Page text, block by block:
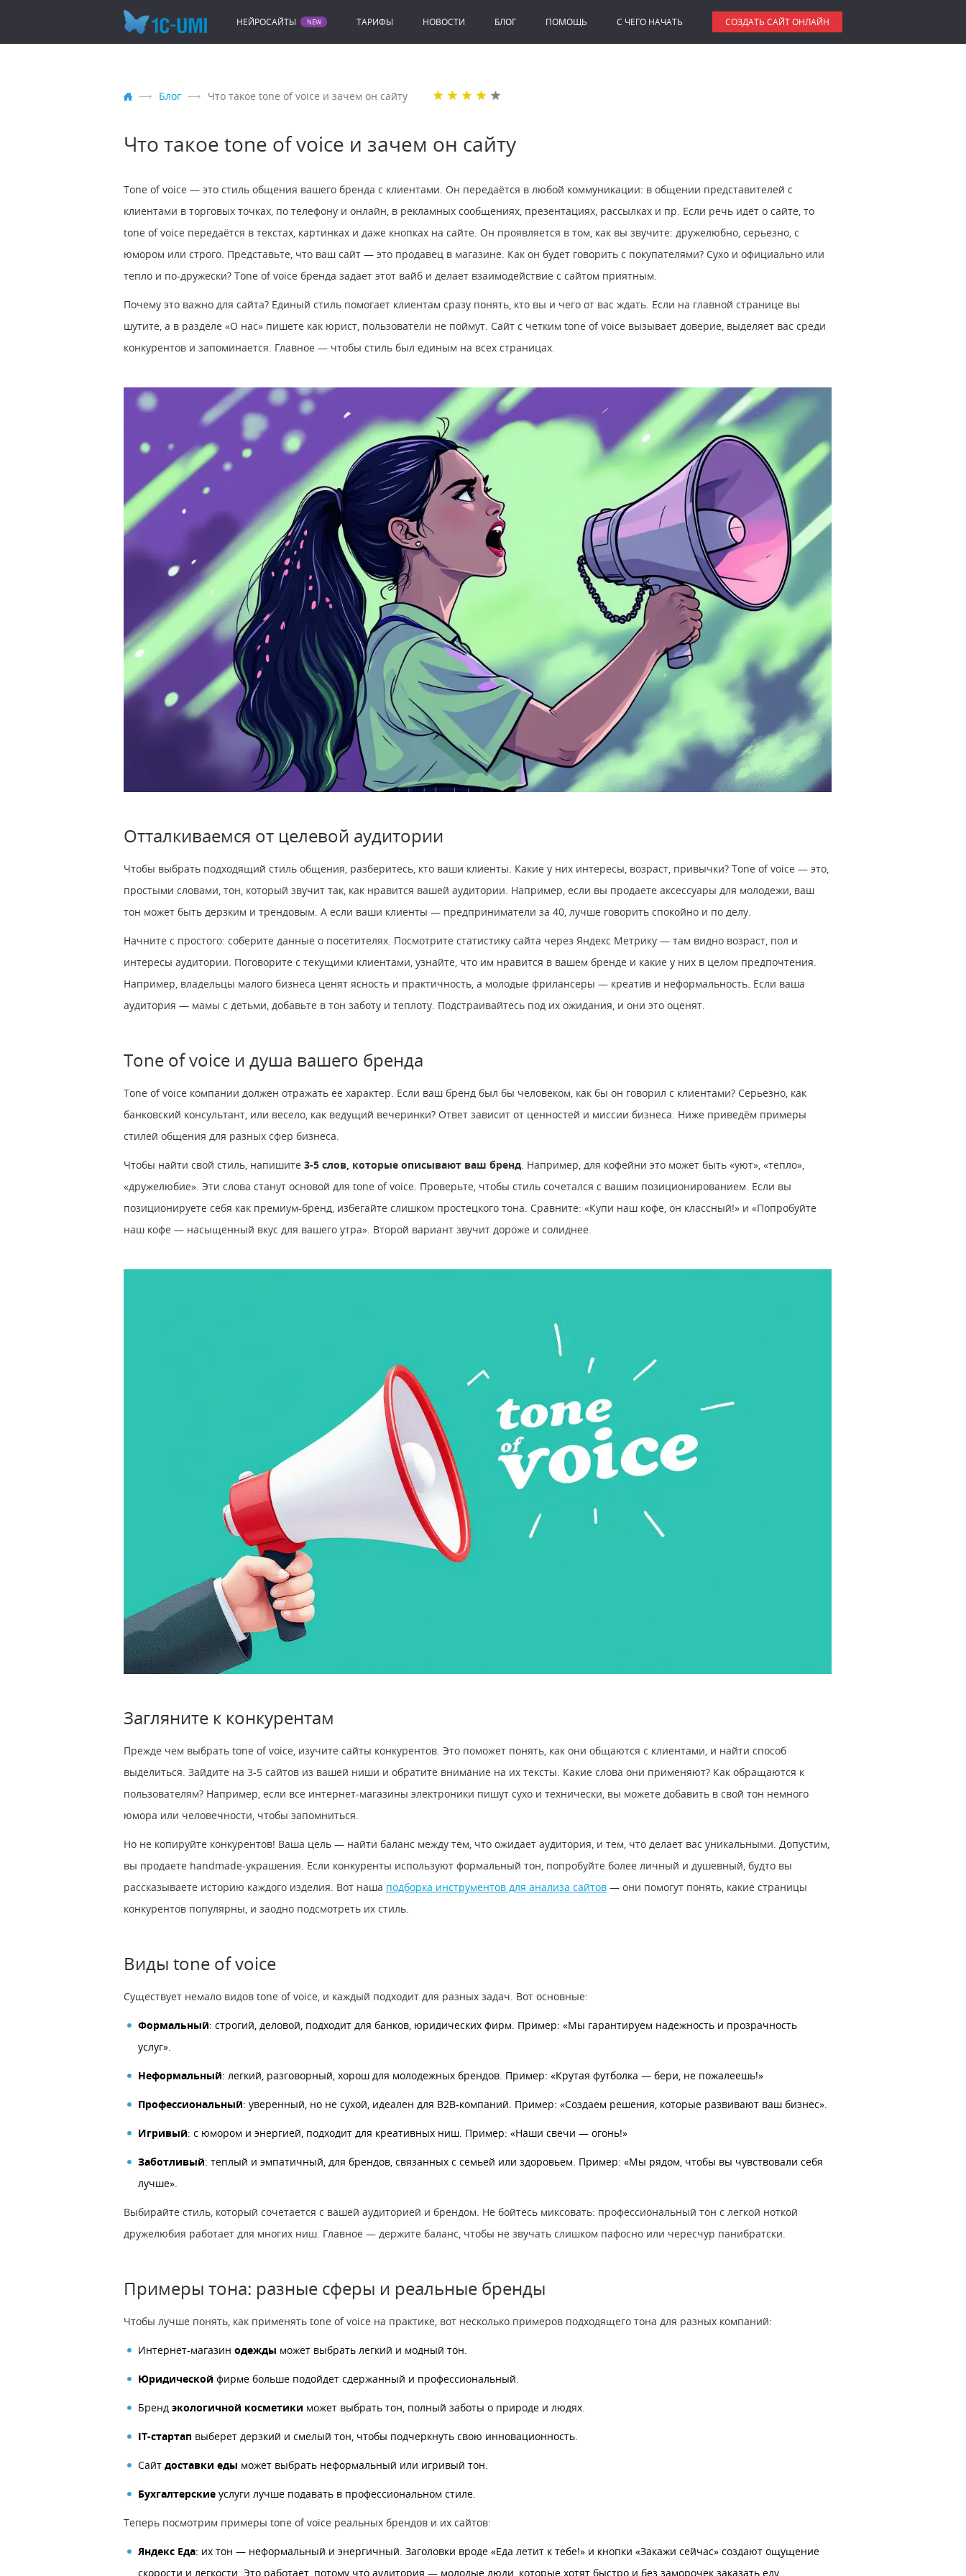
НЕЙРОСАЙТЫ ТАРИФЫ НОВОСТИ БЛОГ ПОМОЩЬ C ЧЕГО НАЧАТЬ СОЗДАТЬ САЙТ ОНЛАЙН
Блог Что такое tone of voice и зачем он сайту
Что такое tone of voice и зачем он сайту
Tone of voice — это стиль общения вашего бренда с клиентами. Он передаётся в любой коммуникации: в общении представителей с
клиентами в торговых точках, по телефону и онлайн, в рекламных сообщениях, презентациях, рассылках и пр. Если речь идёт о сайте, то
tone of voice передаётся в текстах, картинках и даже кнопках на сайте. Он проявляется в том, как вы звучите: дружелюбно, серьезно, с
юмором или строго. Представьте, что ваш сайт — это продавец в магазине. Как он будет говорить с покупателями? Сухо и официально или
тепло и по-дружески? Tone of voice бренда задает этот вайб и делает взаимодействие с сайтом приятным.
Почему это важно для сайта? Единый стиль помогает клиентам сразу понять, кто вы и чего от вас ждать. Если на главной странице вы
шутите, а в разделе «О нас» пишете как юрист, пользователи не поймут. Сайт с четким tone of voice вызывает доверие, выделяет вас среди
конкурентов и запоминается. Главное — чтобы стиль был единым на всех страницах.
Отталкиваемся от целевой аудитории
Чтобы выбрать подходящий стиль общения, разберитесь, кто ваши клиенты. Какие у них интересы, возраст, привычки? Tone of voice ― это,
простыми словами, тон, который звучит так, как нравится вашей аудитории. Например, если вы продаете аксессуары для молодежи, ваш
тон может быть дерзким и трендовым. А если ваши клиенты — предприниматели за 40, лучше говорить спокойно и по делу.
Начните с простого: соберите данные о посетителях. Посмотрите статистику сайта через Яндекс Метрику — там видно возраст, пол и
интересы аудитории. Поговорите с текущими клиентами, узнайте, что им нравится в вашем бренде и какие у них в целом предпочтения.
Например, владельцы малого бизнеса ценят ясность и практичность, а молодые фрилансеры — креатив и неформальность. Если ваша
аудитория — мамы с детьми, добавьте в тон заботу и теплоту. Подстраивайтесь под их ожидания, и они это оценят.
Tone of voice и душа вашего бренда
Tone of voice компании должен отражать ее характер. Если ваш бренд был бы человеком, как бы он говорил с клиентами? Серьезно, как
банковский консультант, или весело, как ведущий вечеринки? Ответ зависит от ценностей и миссии бизнеса. Ниже приведём примеры
стилей общения для разных сфер бизнеса.
Чтобы найти свой стиль, напишите 3-5 слов, которые описывают ваш бренд. Например, для кофейни это может быть «уют», «тепло»,
«дружелюбие». Эти слова станут основой для tone of voice. Проверьте, чтобы стиль сочетался с вашим позиционированием. Если вы
позиционируете себя как премиум-бренд, избегайте слишком простецкого тона. Сравните: «Купи наш кофе, он классный!» и «Попробуйте
наш кофе — насыщенный вкус для вашего утра». Второй вариант звучит дороже и солиднее.
Загляните к конкурентам
Прежде чем выбрать tone of voice, изучите сайты конкурентов. Это поможет понять, как они общаются с клиентами, и найти способ
выделиться. Зайдите на 3-5 сайтов из вашей ниши и обратите внимание на их тексты. Какие слова они применяют? Как обращаются к
пользователям? Например, если все интернет-магазины электроники пишут сухо и технически, вы можете добавить в свой тон немного
юмора или человечности, чтобы запомниться.
Но не копируйте конкурентов! Ваша цель — найти баланс между тем, что ожидает аудитория, и тем, что делает вас уникальными. Допустим,
вы продаете handmade-украшения. Если конкуренты используют формальный тон, попробуйте более личный и душевный, будто вы
рассказываете историю каждого изделия. Вот наша подборка инструментов для анализа сайтов ― они помогут понять, какие страницы
конкурентов популярны, и заодно подсмотреть их стиль.
Виды tone of voice
Существует немало видов tone of voice, и каждый подходит для разных задач. Вот основные:
Формальный: строгий, деловой, подходит для банков, юридических фирм. Пример: «Мы гарантируем надежность и прозрачность
услуг».
Неформальный: легкий, разговорный, хорош для молодежных брендов. Пример: «Крутая футболка ― бери, не пожалеешь!»
Профессиональный: уверенный, но не сухой, идеален для B2B-компаний. Пример: «Создаем решения, которые развивают ваш бизнес».
Игривый: с юмором и энергией, подходит для креативных ниш. Пример: «Наши свечи — огонь!»
Заботливый: теплый и эмпатичный, для брендов, связанных с семьей или здоровьем. Пример: «Мы рядом, чтобы вы чувствовали себя
лучше».
Выбирайте стиль, который сочетается с вашей аудиторией и брендом. Не бойтесь миксовать: профессиональный тон с легкой ноткой
дружелюбия работает для многих ниш. Главное — держите баланс, чтобы не звучать слишком пафосно или чересчур панибратски.
Примеры тона: разные сферы и реальные бренды
Чтобы лучше понять, как применять tone of voice на практике, вот несколько примеров подходящего тона для разных компаний:
Интернет-магазин одежды может выбрать легкий и модный тон.
Юридической фирме больше подойдет сдержанный и профессиональный.
Бренд экологичной косметики может выбрать тон, полный заботы о природе и людях.
IT-стартап выберет дерзкий и смелый тон, чтобы подчеркнуть свою инновационность.
Сайт доставки еды может выбрать неформальный или игривый тон.
Бухгалтерские услуги лучше подавать в профессиональном стиле.
Теперь посмотрим примеры tone of voice реальных брендов и их сайтов:
Яндекс Еда: их тон — неформальный и энергичный. Заголовки вроде «Еда летит к тебе!» и кнопки «Закажи сейчас» создают ощущение
скорости и легкости. Это работает, потому что аудитория — молодые люди, которые хотят быстро и без заморочек заказать еду.